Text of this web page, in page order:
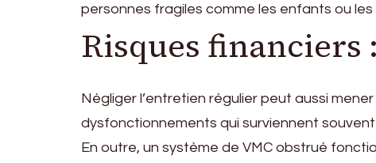
personnes fragiles comme les enfants ou les
Risques financiers
Négliger l’entretien régulier peut aussi
dysfonctionnements qui surviennent
En outre, un système de VMC obstrué